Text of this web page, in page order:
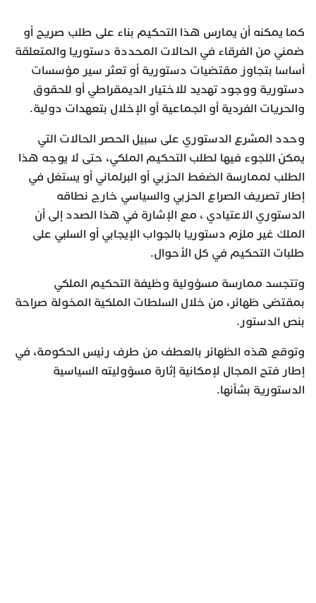
كما يمكنه أن يمارس هذا التحكيم بناء على طلب صريح أو
ضمني من الفرقاء في الحالات المحددة دستوريا والمتعلقة
أساسا بتجاوز مقتضيات دستورية أو تعثر سير مؤسسات
دستورية ووجود تهديد للاختيار الديمقراطي أو للحقوق
والحريات الفردية أو الجماعية أو الإخلال بتعهدات دولية.
وحدد المشرع الدستوري على سبيل الحصر الحالات التي
يمكن اللجوء فيها لطلب التحكيم الملكي، حتى لا يوجه هذا
الطلب لممارسة الضغط الحزبي أو البرلماني أو يستغل في
إطار تصريف الصراع الحزبي والسياسي خارج نطاقه
الدستوري الاعتيادي ، مع الإشارة في هذا الصدد إلى أن
الملك غير ملزم دستوريا بالجواب الإيجابي أو السلبي على
طلبات التحكيم في كل الأحوال.
وتتجسد ممارسة مسؤولية وظيفة التحكيم الملكي
بمقتضى ظهائر، من خلال السلطات الملكية المخولة صراحة
بنص الدستور.
وتوقع هذه الظهائر بالعطف من طرف رئيس الحكومة، في
إطار فتح المجال لإمكانية إثارة مسؤوليته السياسية
الدستورية بشأنها.